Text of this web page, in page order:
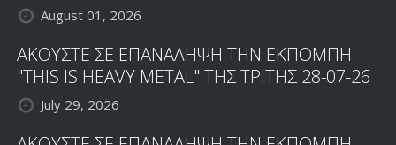
August 01, 2026
ΑΚΟΥΣΤΕ ΣΕ ΕΠΑΝΑΛΗΨΗ ΤΗΝ ΕΚΠΟΜΠΗ
"THIS IS HEAVY METAL" ΤΗΣ ΤΡΙΤΗΣ 28-07-26
July 29, 2026